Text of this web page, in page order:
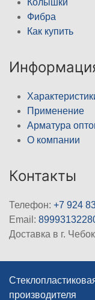
Колышки
Фибра
Как купить
Применение
Арматура
О компании
Контакты
Телефон: +7 924
Email:
Доставка в г.
производителя